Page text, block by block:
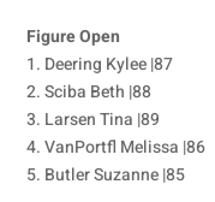
Figure Open
1. Deering Kylee |87
2. Sciba Beth |88
3. Larsen Tina |89
4. VanPortfl Melissa |86
5. Butler Suzanne |85